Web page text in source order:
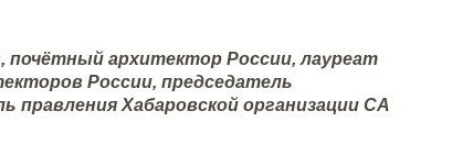
почётный архитектор России, лауреат
России, председатель
правления Хабаровской организации СА